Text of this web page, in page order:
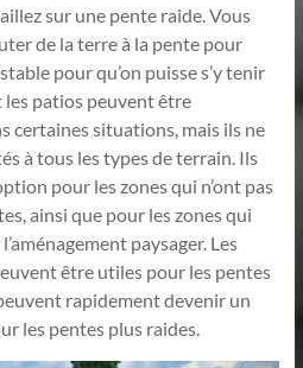
sur une pente raide. Vous
de la terre à la pente pour
pour qu’on puisse s’y tenir
patios peuvent être
certaines situations, mais ils ne
à tous les types de terrain. Ils
pour les zones qui n’ont pas
ainsi que pour les zones qui
paysager. Les
être utiles pour les pentes
rapidement devenir un
les pentes plus raides.